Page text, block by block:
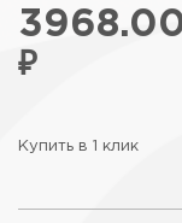
₽
Купить в 1 клик